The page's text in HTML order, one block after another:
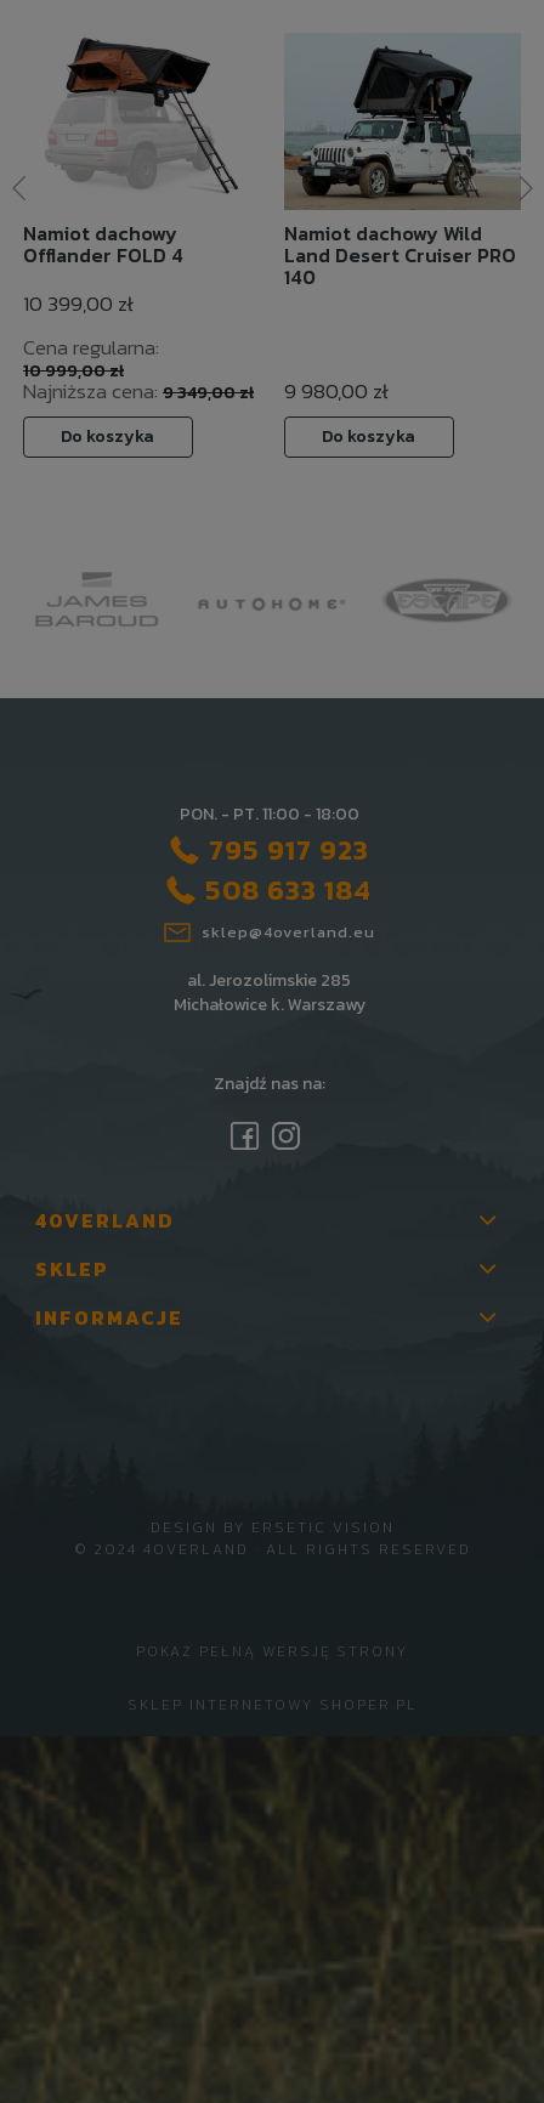
Namiot dachowy
Offlander FOLD 4
10 399,00 zł
Cena regularna:
10 999,00 zł
Najniższa cena: 9 349,00 zł
Do koszyka
Namiot dachowy Wild
Land Desert Cruiser PRO
140
9 980,00 zł
Do koszyka
PON. - PT. 11:00 - 18:00
795 917 923
508 633 184
sklep@4overland.eu
al. Jerozolimskie 285
Michałowice k. Warszawy
Znajdź nas na:
4OVERLAND
SKLEP
INFORMACJE
© 2024 4OVERLAND · ALL RIGHTS RESERVED
DESIGN BY ERSETIC VISION
POKAŻ PEŁNĄ WERSJĘ STRONY
SKLEP INTERNETOWY SHOPER.PL